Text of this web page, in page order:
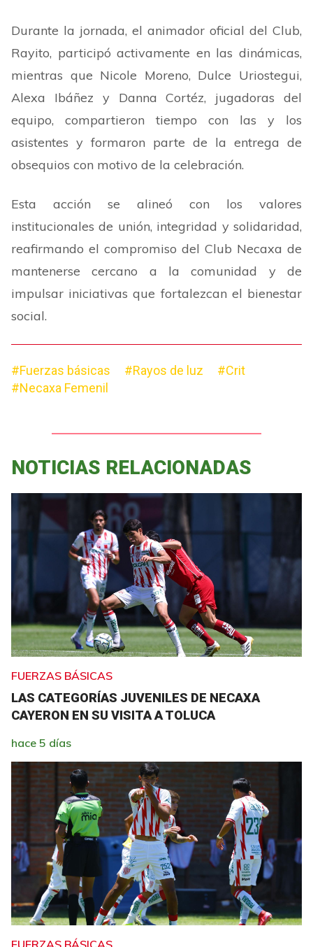
Durante la jornada, el animador oficial del Club,
Rayito, participó activamente en las dinámicas,
mientras que Nicole Moreno, Dulce Uriostegui,
Alexa Ibáñez y Danna Cortéz, jugadoras del
equipo, compartieron tiempo con las y los
asistentes y formaron parte de la entrega de
obsequios con motivo de la celebración.
Esta acción se alineó con los valores
institucionales de unión, integridad y solidaridad,
reafirmando el compromiso del Club Necaxa de
mantenerse cercano a la comunidad y de
impulsar iniciativas que fortalezcan el bienestar
social.
#Fuerzas básicas #Rayos de luz
#Crit
#Necaxa Femenil
NOTICIAS RELACIONADAS
FUERZAS BÁSICAS
LAS CATEGORÍAS JUVENILES DE NECAXA
CAYERON EN SU VISITA A TOLUCA
hace 5 días
FUERZAS BÁSICAS